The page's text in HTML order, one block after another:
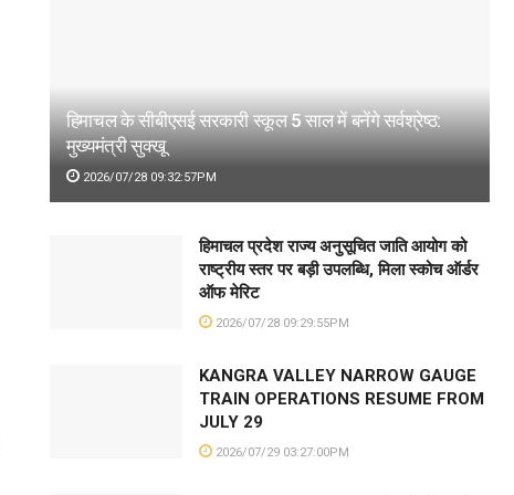
हिमाचल के सीबीएसई सरकारी स्कूल 5 साल में बनेंगे सर्वश्रेष्ठ:
मुख्यमंत्री सुक्खू
2026/07/28 09:32:57PM
हिमाचल प्रदेश राज्य अनुसूचित जाति आयोग को
राष्ट्रीय स्तर पर बड़ी उपलब्धि, मिला स्कोच ऑर्डर
ऑफ मेरिट
2026/07/28 09:29:55PM
KANGRA VALLEY NARROW GAUGE
TRAIN OPERATIONS RESUME FROM
JULY 29
2026/07/29 03:27:00PM